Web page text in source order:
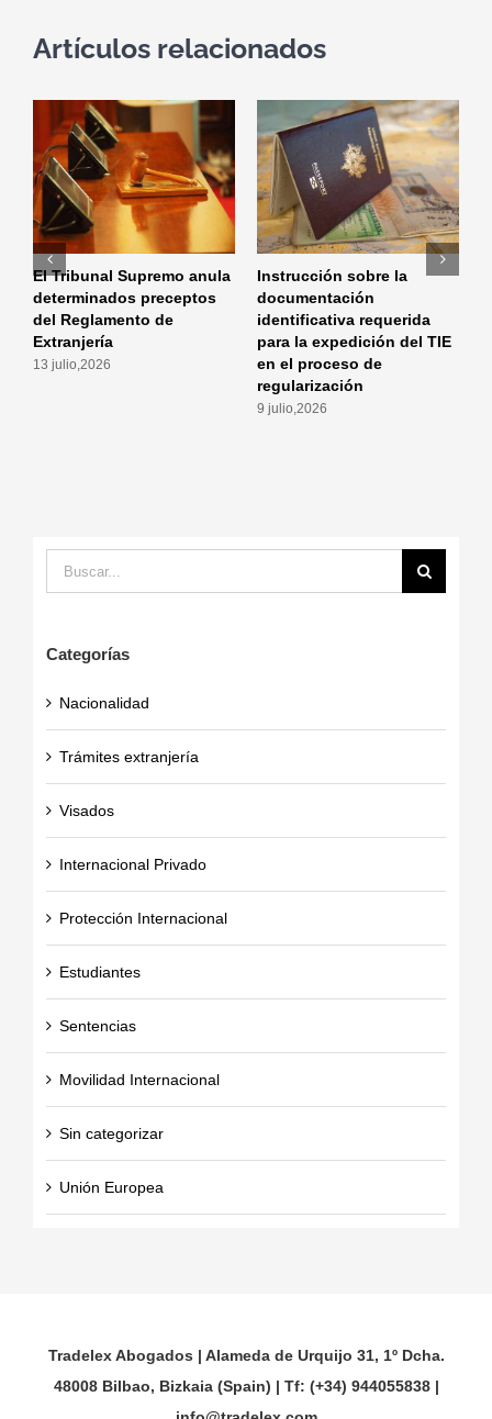
Artículos relacionados
El Tribunal Supremo anula
determinados preceptos
del Reglamento de
Extranjería
13 julio,2026
Instrucción sobre la
documentación
identificativa requerida
para la expedición del TIE
en el proceso de
regularización
9 julio,2026
Buscar:
Categorías
Nacionalidad
Trámites extranjería
Visados
Internacional Privado
Protección Internacional
Estudiantes
Sentencias
Movilidad Internacional
Sin categorizar
Unión Europea
Tradelex Abogados | Alameda de Urquijo 31, 1º Dcha.
48008 Bilbao, Bizkaia (Spain) | Tf: (+34) 944055838 |